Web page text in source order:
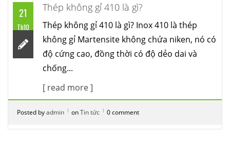
21
Th10
Thép không gỉ 410 là gì?
Thép không gỉ 410 là gì? Inox 410 là thép
không gỉ Martensite không chứa niken, nó có
độ cứng cao, đồng thời có độ dẻo dai và
chống...
[ read more ]
Posted byadmin onTin tức 0 comment